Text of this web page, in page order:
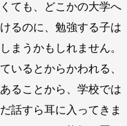
ても、どこかの大学へ
るのに、勉強する子は
まうかもしれません。
いるとからかわれる、
ることから、学校では
話すら耳に入ってきま